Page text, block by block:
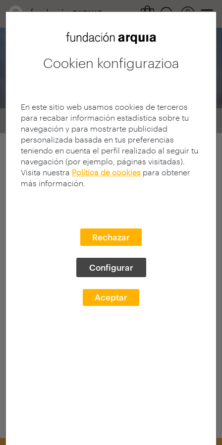
Cookien konfigurazioa
En este sitio web usamos cookies de terceros
para recabar información estadística sobre tu
navegación y para mostrarte publicidad
personalizada basada en tus preferencias
teniendo en cuenta el perfil realizado al seguir tu
navegación (por ejemplo, páginas visitadas).
Visita nuestra Política de cookies para obtener
más información.
Rechazar
Configurar
Aceptar
Noticias Encuestas
Home Encuestas Noticias
< Hautatu iragazkiak